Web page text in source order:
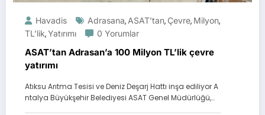
Havadis Adrasana, ASAT’tan, Çevre, Milyon,
TL’lik,Yatırımı 0 Yorumlar
ASAT’tan Adrasan’a 100 Milyon TL’lik çevre
yatırımı
Atıksu Arıtma Tesisi ve Deniz Deşarj Hattı inşa ediliyor A
ntalya Büyükşehir Belediyesi ASAT Genel Müdürlüğü,…